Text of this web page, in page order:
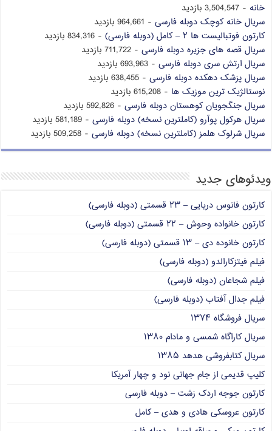
خانه - 3,504,547 بازدید
سریال خانه کوچک دوبله فارسی - 964,661 بازدید
کارتون فوتبالیست ها ۲ – کامل (دوبله فارسی)
- 834,316 بازدید
سریال قصه های جزیره دوبله فارسی - 711,722 بازدید
سریال ارتش سری دوبله فارسی - 693,963 بازدید
سریال پزشک دهکده دوبله فارسی - 638,455 بازدید
نوستالژیک ترین موزیک ها - 615,208 بازدید
سریال جنگجویان کوهستان دوبله فارسی - 592,826 بازدید
سریال هرکول پوآرو (کاملترین نسخه) دوبله فارسی - 581,189 بازدید
سریال شرلوک هلمز (کاملترین نسخه) دوبله فارسی - 509,258 بازدید
ویدئوهای جدید
کارتون فانوس دریایی – ۲۳ قسمتی (دوبله فارسی)
کارتون خانواده وحوش – ۲۲ قسمتی (دوبله فارسی)
کارتون خانوده دی – ۱۳ قسمتی (دوبله فارسی)
فیلم فیتزکارالدو (دوبله فارسی)
فیلم شجاعان (دوبله فارسی)
فیلم جدال آفتاب (دوبله فارسی)
سریال فروشگاه ۱۳۷۴
سریال کاراگاه شمسی و مادام ۱۳۸۰
سریال کتابفروشی هدهد ۱۳۸۵
کلیپ قدیمی از جام جهانی نود و چهار آمریکا
کارتون جوجه اردک زشت – دوبله فارسی
کارتون عروسکی هادی و هدی – کامل